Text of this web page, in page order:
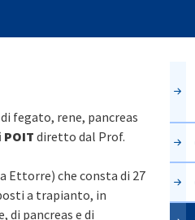
fegato, rene, pancreas
diretto dal Prof.
Ettorre) che consta di 27
a trapianto, in
di pancreas e di